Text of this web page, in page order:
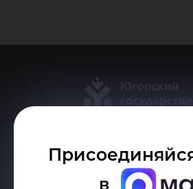
в
Делитесь новостями об